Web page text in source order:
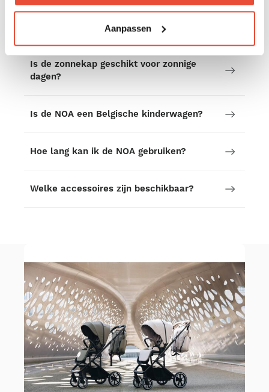
Aanpassen
Worden accessoires meegeleverd?
Is de zonnekap geschikt voor zonnige
dagen?
Is de NOA een Belgische kinderwagen?
Hoe lang kan ik de NOA gebruiken?
Welke accessoires zijn beschikbaar?